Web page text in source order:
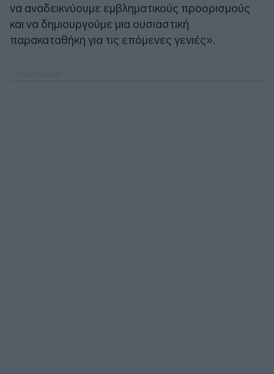
να αναδεικνύουμε εμβληματικούς προορισμούς
και να δημιουργούμε μια ουσιαστική
παρακαταθήκη για τις επόμενες γενιές».